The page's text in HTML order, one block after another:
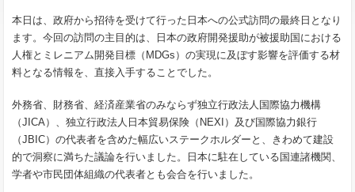
本日は、政府から招待を受けて行った日本への公式訪問の最終日となり
ます。今回の訪問の主目的は、日本の政府開発援助が被援助国における
人権とミレニアム開発目標（MDGs）の実現に及ぼす影響を評価する材
料となる情報を、直接入手することでした。
外務省、財務省、経済産業省のみならず独立行政法人国際協力機構
（JICA）、独立行政法人日本貿易保険（NEXI）及び国際協力銀行
（JBIC）の代表者を含めた幅広いステークホルダーと、きわめて建設
的で洞察に満ちた議論を行いました。日本に駐在している国連諸機関、
学者や市民団体組織の代表者とも会合を行いました。